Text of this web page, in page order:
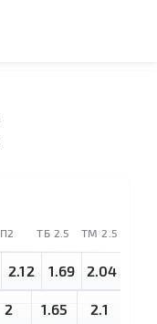
П2 TБ 2.5 ТМ 2.5
2.12 1.69 2.04
2 1.65 2.1